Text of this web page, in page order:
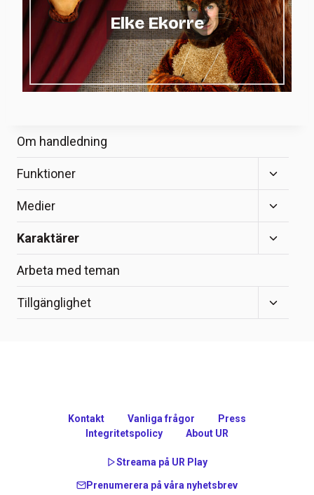
Elke Ekorre
Om handledning
Funktioner
Toggle
Medier
Toggle
Karaktärer
Toggle
Arbeta med teman
Tillgänglighet
Toggle
Kontakt Vanliga frågor
Press
Integritetspolicy
About UR
Streama på UR Play
Prenumerera på våra nyhetsbrev